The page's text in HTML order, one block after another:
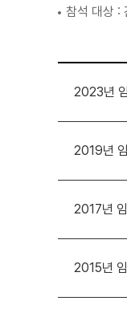
참석 대상 :
2023년
2019년
2017년
2015년